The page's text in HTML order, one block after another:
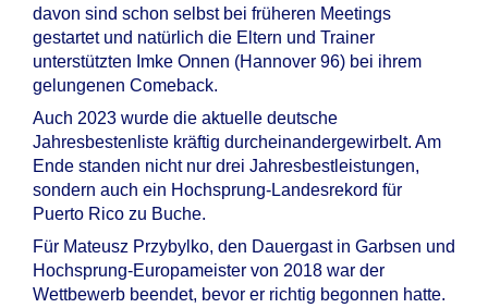
davon sind schon selbst bei früheren Meetings
gestartet und natürlich die Eltern und Trainer
unterstützten Imke Onnen (Hannover 96) bei ihrem
gelungenen Comeback.
Auch 2023 wurde die aktuelle deutsche
Jahresbestenliste kräftig durcheinandergewirbelt. Am
Ende standen nicht nur drei Jahresbestleistungen,
sondern auch ein Hochsprung-Landesrekord für
Puerto Rico zu Buche.
Für Mateusz Przybylko, den Dauergast in Garbsen und
Hochsprung-Europameister von 2018 war der
Wettbewerb beendet, bevor er richtig begonnen hatte.